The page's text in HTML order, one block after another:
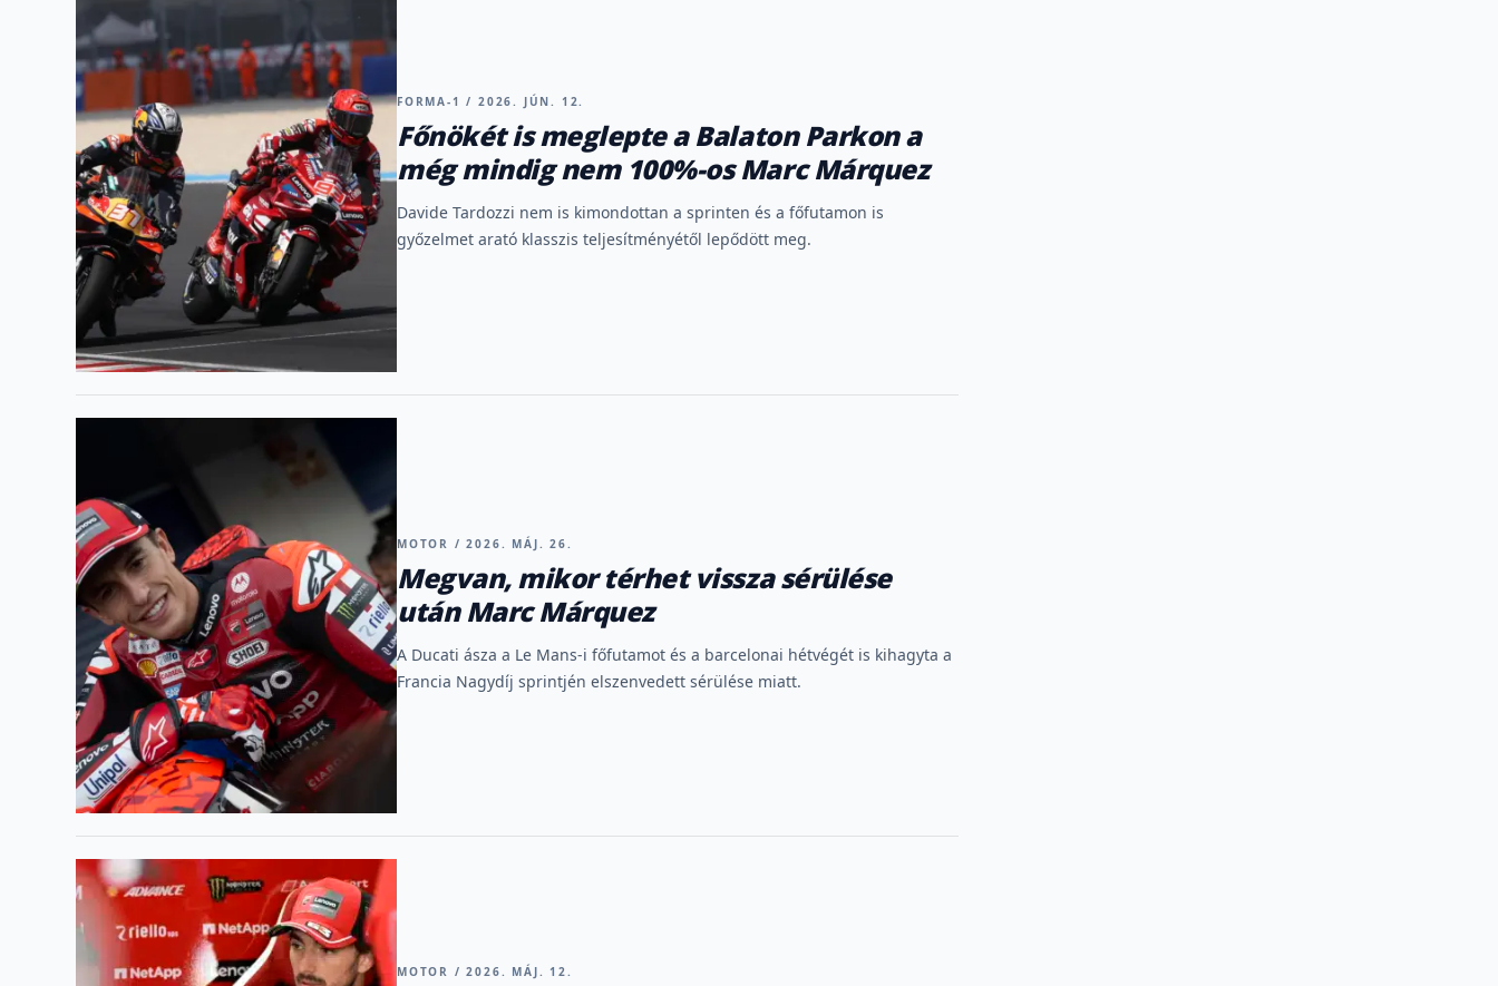
FORMA-1 / 2026. JÚN. 12.
Főnökét is meglepte a Balaton Parkon a
még mindig nem 100%-os Marc Márquez
Davide Tardozzi nem is kimondottan a sprinten és a főfutamon is
győzelmet arató klasszis teljesítményétől lepődött meg.
MOTOR / 2026. MÁJ. 26.
Megvan, mikor térhet vissza sérülése
után Marc Márquez
A Ducati ásza a Le Mans-i főfutamot és a barcelonai hétvégét is kihagyta a
Francia Nagydíj sprintjén elszenvedett sérülése miatt.
MOTOR / 2026. MÁJ. 12.